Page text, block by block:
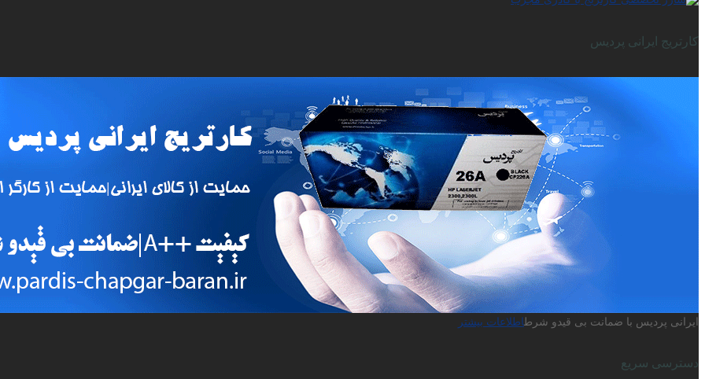
کارتریج ایرانی پردیس
ایرانی پردیس با ضمانت بی قیدو شرطاطلاعات بیشتر
دسترسی سریع